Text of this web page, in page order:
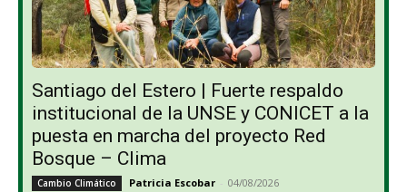
Santiago del Estero | Fuerte respaldo
institucional de la UNSE y CONICET a la
puesta en marcha del proyecto Red
Bosque – Clima
Cambio Climático Patricia Escobar - 04/08/2026